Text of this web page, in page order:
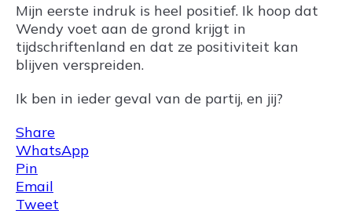
Mijn eerste indruk is heel positief. Ik hoop dat
Wendy voet aan de grond krijgt in
tijdschriftenland en dat ze positiviteit kan
blijven verspreiden.
Ik ben in ieder geval van de partij, en jij?
Share
WhatsApp
Pin
Email
Tweet